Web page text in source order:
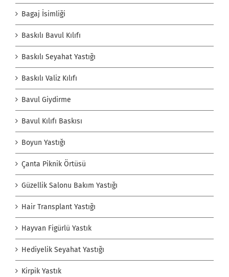
Bagaj İsimliği
Baskılı Bavul Kılıfı
Baskılı Seyahat Yastığı
Baskılı Valiz Kılıfı
Bavul Giydirme
Bavul Kılıfı Baskısı
Boyun Yastığı
Çanta Piknik Örtüsü
Güzellik Salonu Bakım Yastığı
Hair Transplant Yastığı
Hayvan Figürlü Yastık
Hediyelik Seyahat Yastığı
Kirpik Yastık